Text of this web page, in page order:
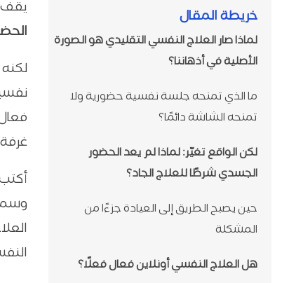
خريطة المقال
لماذا صار العلاج النفسي التقليدي هو الصورة
الأصلية في أذهاننا؟
ما الذي تمنحه جلسة نفسية حضورية ولا
تمنحه الشاشة دائمًا؟
لكن الواقع تغيّر: لماذا لم يعد الحضور
الجسدي شرطًا للعلاج الجاد؟
حين يصبح الطريق إلى العيادة جزءًا من
المشكلة
هل العلاج النفسي أونلاين فعال فعلًا؟
يقف